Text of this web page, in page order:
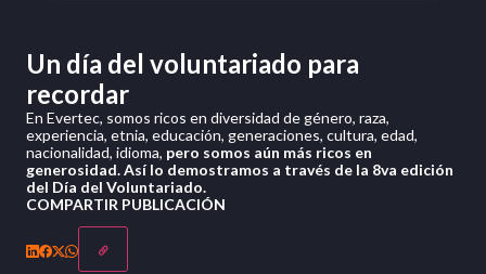
Un día del voluntariado para
recordar
En Evertec, somos ricos en diversidad de género, raza,
experiencia, etnia, educación, generaciones, cultura, edad,
nacionalidad, idioma, pero somos aún más ricos en
generosidad. Así lo demostramos a través de la 8va edición
del Día del Voluntariado.
COMPARTIR PUBLICACIÓN